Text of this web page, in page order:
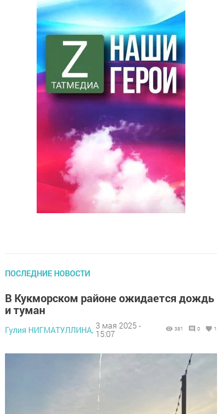
ПОСЛЕДНИЕ НОВОСТИ
В Кукморском районе ожидается дождь
и туман
Гулия НИГМАТУЛЛИНА, 3 мая 2025 -
15:07
381 0 1